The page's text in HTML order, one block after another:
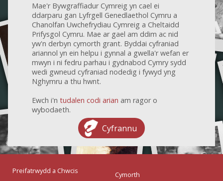
Mae'r Bywgraffiadur Cymreig yn cael ei
ddarparu gan Lyfrgell Genedlaethol Cymru a
Chanolfan Uwchefrydiau Cymreig a Cheltaidd
Prifysgol Cymru. Mae ar gael am ddim ac nid
yw'n derbyn cymorth grant. Byddai cyfraniad
ariannol yn ein helpu i gynnal a gwella'r wefan er
mwyn i ni fedru parhau i gydnabod Cymry sydd
wedi gwneud cyfraniad nodedig i fywyd yng
Nghymru a thu hwnt.
Ewch i'n tudalen codi arian am ragor o
wybodaeth.
Cyfrannu
Preifatrwydd a Chwcis Cymorth